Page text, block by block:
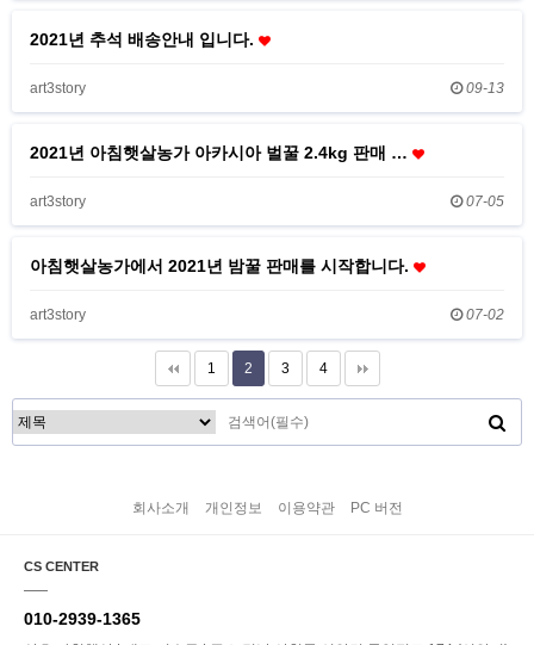
2021년 추석 배송안내 입니다.
art3story 09-13
2021년 아침햇살농가 아카시아 벌꿀 2.4kg 판매 …
art3story 07-05
아침햇살농가에서 2021년 밤꿀 판매를 시작합니다.
art3story 07-02
1 2 3 4
회사소개 개인정보 이용약관 PC 버전
CS CENTER
010-2939-1365